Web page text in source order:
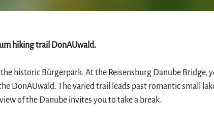
hiking trail DonAUwald.
historic Bürgerpark. At the Reisensburg Danube Bridge,
DonAUwald. The varied trail leads past romantic small
of the Danube invites you to take a break.